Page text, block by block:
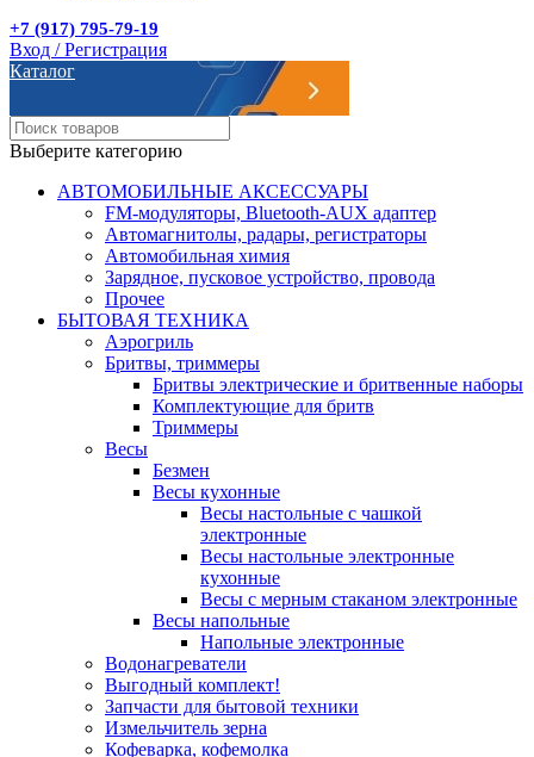
+7 (917) 795-79-19
Вход / Регистрация
Каталог
Выберите категорию
АВТОМОБИЛЬНЫЕ АКСЕССУАРЫ
FM-модуляторы, Bluetooth-AUX адаптер
Автомагнитолы, радары, регистраторы
Автомобильная химия
Зарядное, пусковое устройство, провода
Прочее
БЫТОВАЯ ТЕХНИКА
Аэрогриль
Бритвы, триммеры
Бритвы электрические и бритвенные наборы
Комплектующие для бритв
Триммеры
Весы
Безмен
Весы кухонные
Весы настольные с чашкой
электронные
Весы настольные электронные
кухонные
Весы с мерным стаканом электронные
Весы напольные
Напольные электронные
Водонагреватели
Выгодный комплект!
Запчасти для бытовой техники
Измельчитель зерна
Кофеварка, кофемолка